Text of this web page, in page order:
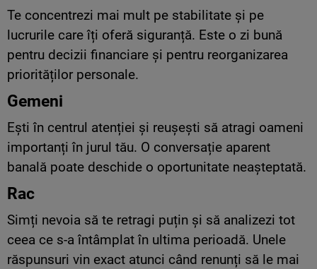
Te concentrezi mai mult pe stabilitate și pe
lucrurile care îți oferă siguranță. Este o zi bună
pentru decizii financiare și pentru reorganizarea
priorităților personale.
Gemeni
Ești în centrul atenției și reușești să atragi oameni
importanți în jurul tău. O conversație aparent
banală poate deschide o oportunitate neașteptată.
Rac
Simți nevoia să te retragi puțin și să analizezi tot
ceea ce s-a întâmplat în ultima perioadă. Unele
răspunsuri vin exact atunci când renunți să le mai